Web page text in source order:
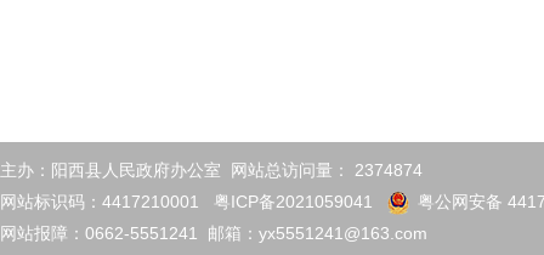
主办：阳西县人民政府办公室 网站总访问量： 2374874
网站标识码：4417210001 粤ICP备2021059041
粤公网安备
网站报障：0662-5551241 邮箱：yx5551241@163.com